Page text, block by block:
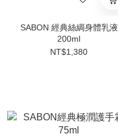
SABON 經典絲綢身體乳液
200ml
NT$1,380